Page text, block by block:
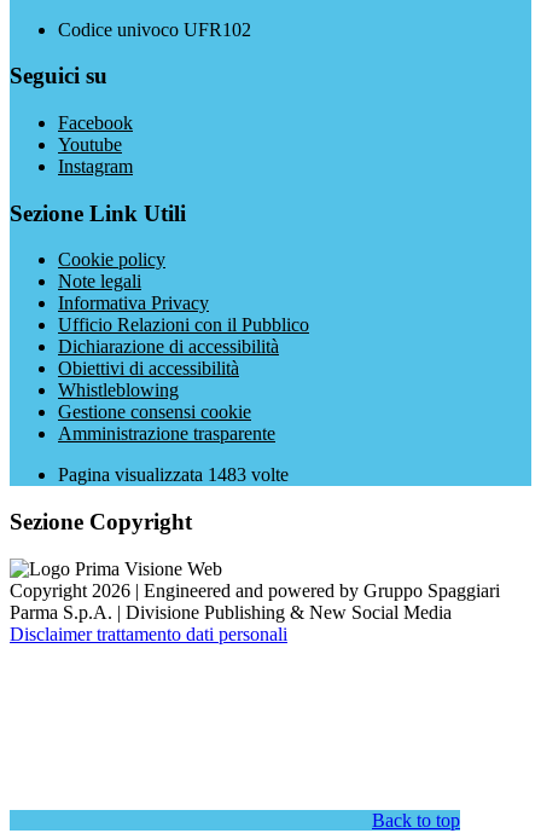
Codice univoco UFR102
Seguici su
Facebook
Youtube
Instagram
Sezione Link Utili
Cookie policy
Note legali
Informativa Privacy
Ufficio Relazioni con il Pubblico
Dichiarazione di accessibilità
Obiettivi di accessibilità
Whistleblowing
Gestione consensi cookie
Amministrazione trasparente
Pagina visualizzata 1483 volte
Sezione Copyright
Copyright 2026 | Engineered and powered by Gruppo Spaggiari
Parma S.p.A. | Divisione Publishing & New Social Media
Disclaimer trattamento dati personali
Back to top